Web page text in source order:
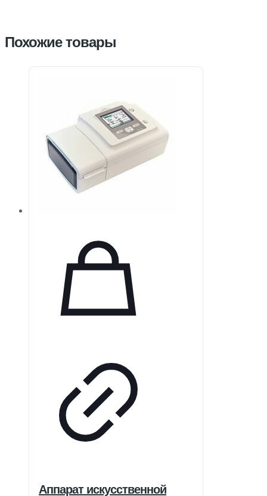
Похожие товары
Аппарат искусственной